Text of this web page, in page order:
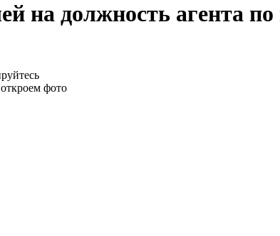
на должность агента
фото